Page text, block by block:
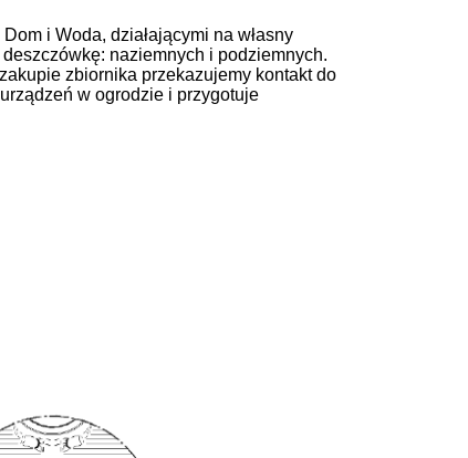
i Woda, działającymi na własny
naziemnych i podziemnych.
zbiornika przekazujemy kontakt do
w ogrodzie i przygotuje